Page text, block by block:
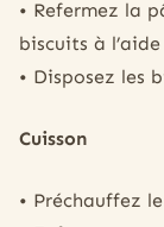
• Refermez la
biscuits à
• Disposez les
Cuisson
• Préchauffez